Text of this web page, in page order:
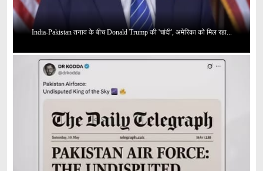
India-Pakistan तनाव के बीच Donald Trump की 'चांदी', अमेरिका को मिल रहा...